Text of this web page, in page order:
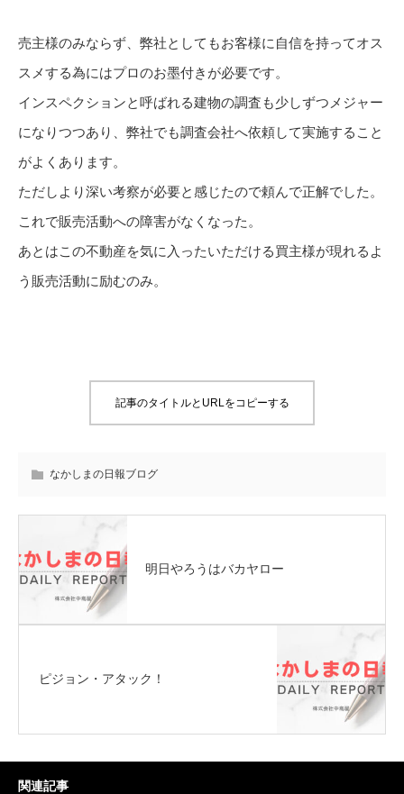
売主様のみならず、弊社としてもお客様に自信を持ってオス
スメする為にはプロのお墨付きが必要です。
インスペクションと呼ばれる建物の調査も少しずつメジャー
になりつつあり、弊社でも調査会社へ依頼して実施すること
がよくあります。
ただしより深い考察が必要と感じたので頼んで正解でした。
これで販売活動への障害がなくなった。
あとはこの不動産を気に入ったいただける買主様が現れるよ
う販売活動に励むのみ。
記事のタイトルとURLをコピーする
なかしまの日報ブログ
明日やろうはバカヤロー
ピジョン・アタック！
関連記事